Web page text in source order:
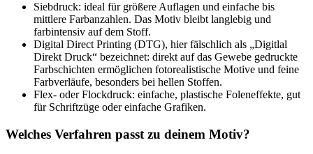
Siebdruck: ideal für größere Auflagen und einfache bis
mittlere Farbanzahlen. Das Motiv bleibt langlebig und
farbintensiv auf dem Stoff.
Digital Direct Printing (DTG), hier fälschlich als „Digitlal
Direkt Druck“ bezeichnet: direkt auf das Gewebe gedruckte
Farbschichten ermöglichen fotorealistische Motive und feine
Farbverläufe, besonders bei hellen Stoffen.
Flex- oder Flockdruck: einfache, plastische Foleneffekte, gut
für Schriftzüge oder einfache Grafiken.
Welches Verfahren passt zu deinem Motiv?